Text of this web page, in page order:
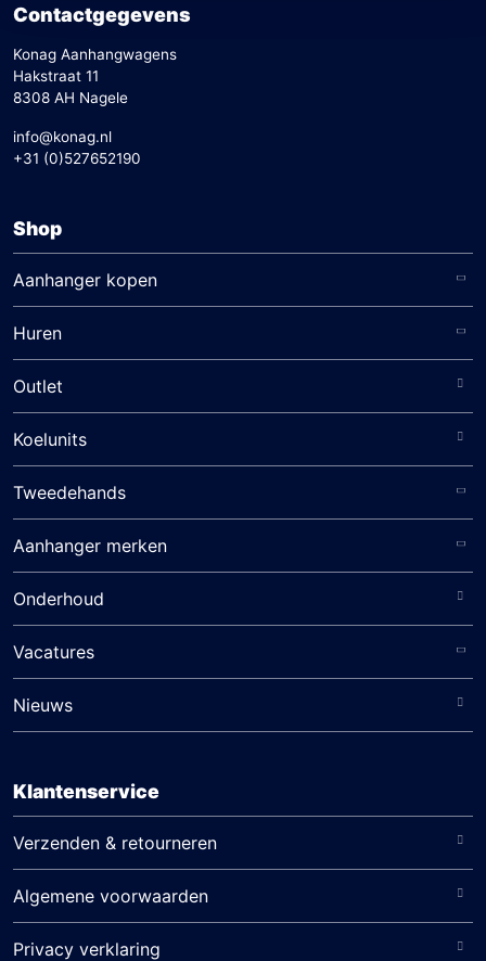
Contactgegevens
Konag Aanhangwagens
Hakstraat 11
8308 AH Nagele
info@konag.nl
+31 (0)527652190
Shop
Aanhanger kopen
Huren
Outlet
Koelunits
Tweedehands
Aanhanger merken
Onderhoud
Vacatures
Nieuws
Klantenservice
Verzenden & retourneren
Algemene voorwaarden
Privacy verklaring